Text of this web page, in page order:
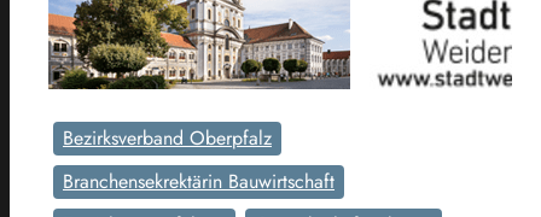
Bezirksverband Oberpfalz
Branchensekrektärin Bauwirtschaft